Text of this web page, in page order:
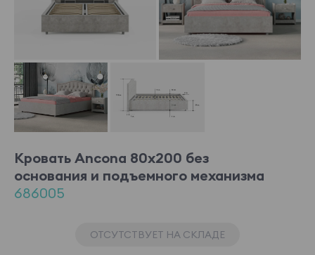
Кровать Ancona 80x200 без
основания и подъемного механизма
686005
ОТСУТСТВУЕТ НА СКЛАДЕ